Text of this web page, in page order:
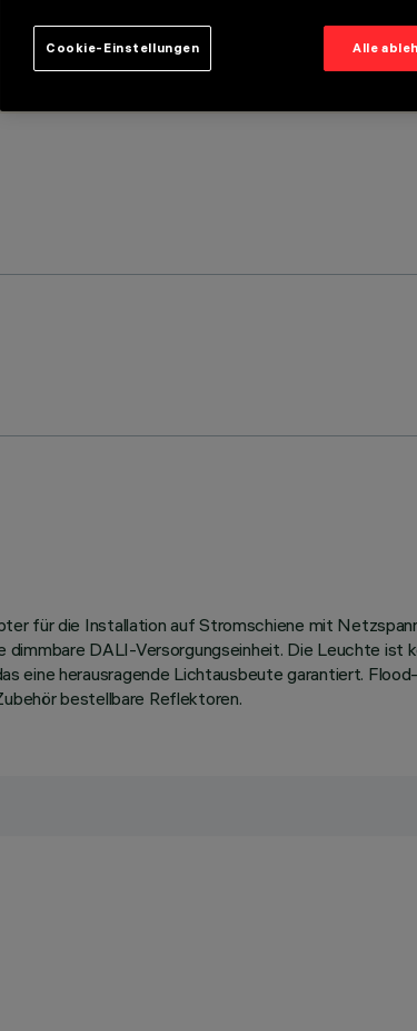
für die Installation auf Stromschiene mit
dimmbare DALI-Versorgungseinheit. Die Leuchte
eine herausragende Lichtausbeute garantiert.
bestellbare Reflektoren.
Alle
Cookie-Einstellungen